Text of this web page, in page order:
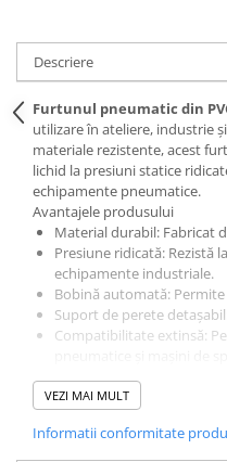
Descriere
Furtunul pneumatic din
utilizare în ateliere, industrie
materiale rezistente, acest
lichid la presiuni statice
echipamente pneumatice.
Avantajele produsului
Material durabil: Fabricat
Presiune ridicată: Rezistă
echipamente industriale.
Bobină automată:
Suport de perete detașabil:
Compatibilitate extinsă:
Specificații tehnice
Caracteristică
Lungime furtun
20
VEZI MAI MULT
Informatii conformitate